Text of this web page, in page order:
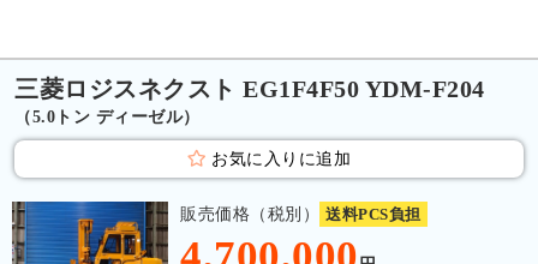
三菱ロジスネクスト EG1F4F50 YDM-F204
（5.0トン ディーゼル）
お気に入りに追加
販売価格（税別） 送料PCS負担